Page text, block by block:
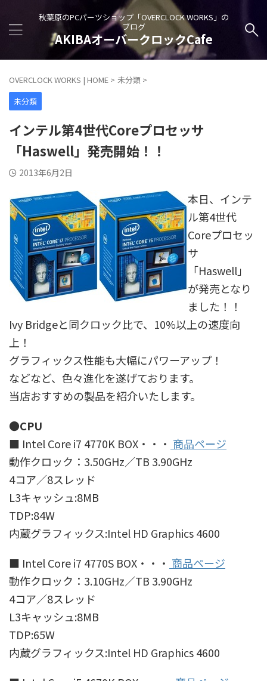
秋葉原のPCパーツショップ「OVERCLOCK WORKS」の
ブログ
AKIBAオーバークロックCafe
OVERCLOCK WORKS | HOME > 未分類 >
未分類
インテル第4世代Coreプロセッサ
「Haswell」発売開始！！
2013年6月2日
本日、インテ
ル第4世代
Coreプロセッ
サ
「Haswell」
が発売となり
ました！！
Ivy Bridgeと同クロック比で、10%以上の速度向
上！
グラフィックス性能も大幅にパワーアップ！
などなど、色々進化を遂げております。
当店おすすめの製品を紹介いたします。
●CPU
■ Intel Core i7 4770K BOX・・・ 商品ページ
動作クロック：3.50GHz／TB 3.90GHz
4コア／8スレッド
L3キャッシュ:8MB
TDP:84W
内蔵グラフィックス:Intel HD Graphics 4600
■ Intel Core i7 4770S BOX・・・ 商品ページ
動作クロック：3.10GHz／TB 3.90GHz
4コア／8スレッド
L3キャッシュ:8MB
TDP:65W
内蔵グラフィックス:Intel HD Graphics 4600